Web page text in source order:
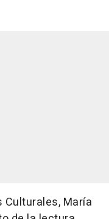
Culturales, María